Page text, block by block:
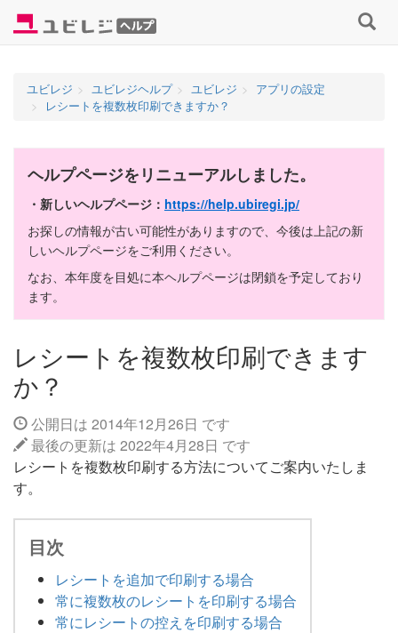
テ
検
索
ユビレジ ユビレジヘルプ ユビレジ
アプリの設定
レシートを複数枚印刷できますか？
ヘルプページをリニューアルしました。
・新しいヘルプページ： https://help.ubiregi.jp/
お探しの情報が古い可能性がありますので、今後は上記の新
しいヘルプページをご利用ください。
なお、本年度を目処に本ヘルプページは閉鎖を予定しており
ます。
レシートを複数枚印刷できます
か？
公開日は 2014年12月26日 です
最後の更新は 2022年4月28日 です
レシートを複数枚印刷する方法についてご案内いたしま
す。
目次
レシートを追加で印刷する場合
常に複数枚のレシートを印刷する場合
常にレシートの控えを印刷する場合